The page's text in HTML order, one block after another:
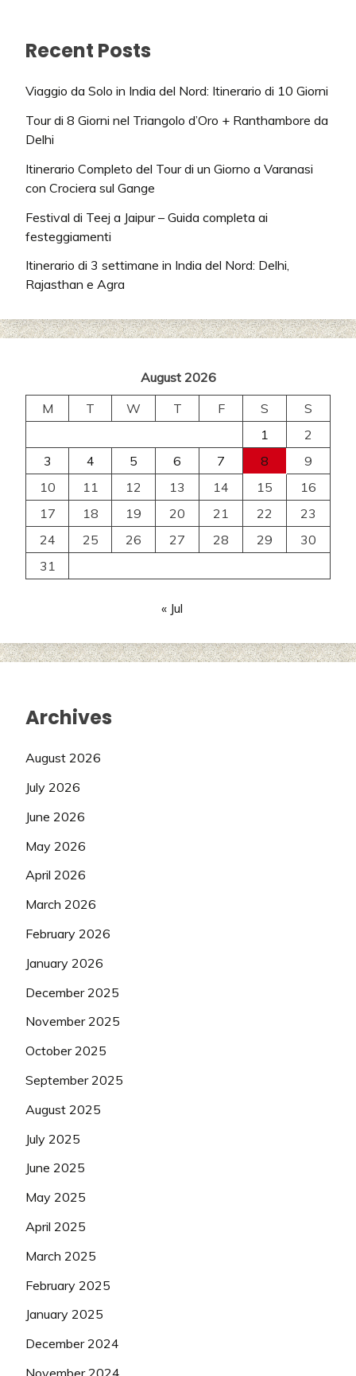
Recent Posts
Viaggio da Solo in India del Nord: Itinerario di 10 Giorni
Tour di 8 Giorni nel Triangolo d’Oro + Ranthambore da
Delhi
Itinerario Completo del Tour di un Giorno a Varanasi
con Crociera sul Gange
Festival di Teej a Jaipur – Guida completa ai
festeggiamenti
Itinerario di 3 settimane in India del Nord: Delhi,
Rajasthan e Agra
August 2026
M
T W T F S
S
1
2
3
4 5 6 7 8
9
10
11 12 13 14 15
16
17
18 19 20 21 22
23
24
25 26 27 28 29
30
31
« Jul
Archives
August 2026
July 2026
June 2026
May 2026
April 2026
March 2026
February 2026
January 2026
December 2025
November 2025
October 2025
September 2025
August 2025
July 2025
June 2025
May 2025
April 2025
March 2025
February 2025
January 2025
December 2024
November 2024